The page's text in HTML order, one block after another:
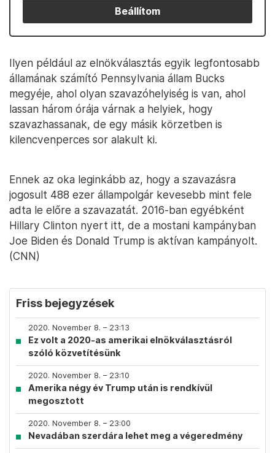
Beállítom
Ilyen például az elnökválasztás egyik legfontosabb
államának számító Pennsylvania állam Bucks
megyéje, ahol olyan szavazóhelyiség is van, ahol
lassan három órája várnak a helyiek, hogy
szavazhassanak, de egy másik körzetben is
kilencvenperces sor alakult ki.
Ennek az oka leginkább az, hogy a szavazásra
jogosult 488 ezer állampolgár kevesebb mint fele
adta le előre a szavazatát. 2016-ban egyébként
Hillary Clinton nyert itt, de a mostani kampányban
Joe Biden és Donald Trump is aktívan kampányolt.
(CNN)
Friss bejegyzések
2020. November 8. – 23:13
Ez volt a 2020-as amerikai elnökválasztásról
szóló közvetítésünk
2020. November 8. – 23:10
Amerika négy év Trump után is rendkívül
megosztott
2020. November 8. – 23:00
Nevadában szerdára lehet meg a végeredmény